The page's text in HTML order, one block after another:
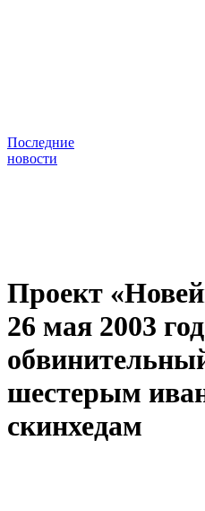
Последние
новости
Проект
26 мая 2003
шестерым
скинхедам